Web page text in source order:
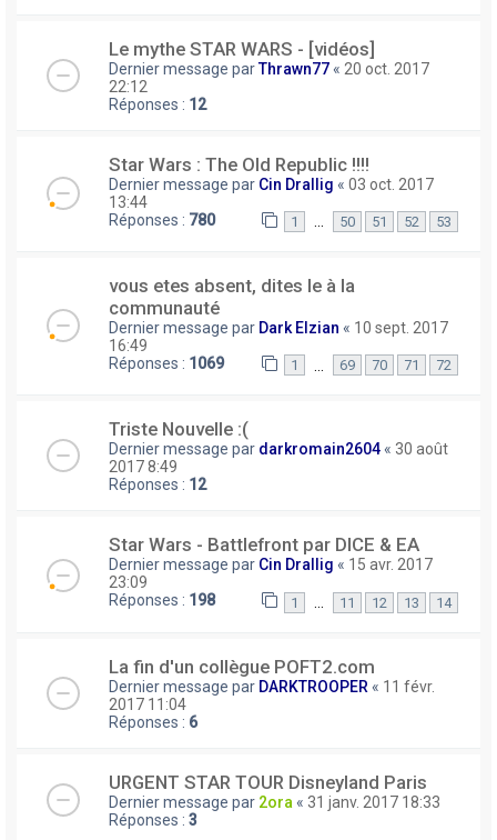
Le mythe STAR WARS - [vidéos]
Dernier message parThrawn77 « 20 oct. 2017
22:12
Réponses : 12
Star Wars : The Old Republic !!!!
Dernier message par Cin Drallig « 03 oct. 2017
13:44
Réponses : 780 1 … 50 51 52 53
vous etes absent, dites le à la
communauté
Dernier message par Dark Elzian « 10 sept. 2017
16:49
Réponses : 1069 1 69 70 71 72
Triste Nouvelle :(
Dernier message par darkromain2604 « 30 août
2017 8:49
Réponses : 12
Star Wars - Battlefront par DICE & EA
Dernier message par Cin Drallig « 15 avr. 2017
23:09
Réponses : 198 1 11 12 13 14
La fin d'un collègue POFT2.com
Dernier message par DARKTROOPER « 11 févr.
2017 11:04
Réponses : 6
URGENT STAR TOUR Disneyland Paris
Dernier message par 2ora « 31 janv. 2017 18:33
Réponses : 3